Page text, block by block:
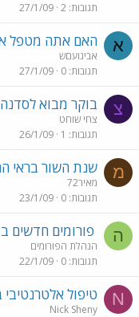
תגובות 2
27/1/09
א האם אתה מטפל
אבינועםש
תגובות 0
27/1/09
צ בוקר מבוא
צחי שוחט
תגובות 1
26/1/09
מ שנת השור בראי
מאיר72
תגובות 0
23/1/09
ה פורומים חדשים
הנהלת הפורומים
תגובות 0
22/1/09
N טיפול אלטרנטיבי
Nick Sheny